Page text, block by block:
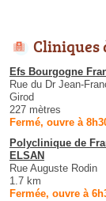
Cliniques
Efs Bourgogne
Rue du Dr Jean-
Girod
227 mètres
Fermé, ouvre à
Polyclinique de
ELSAN
Rue Auguste Rodin
1.7 km
Fermée, ouvre à